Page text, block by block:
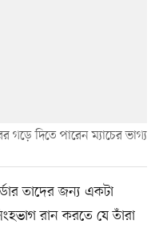
গড়ে দিতে পারেন ম্যাচের ভাগ্য
তাদের জন্য একটা
রান করতে যে তাঁরা